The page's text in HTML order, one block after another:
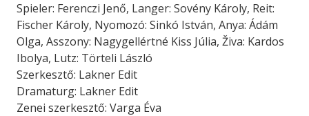
Spieler: Ferenczi Jenő, Langer: Sovény Károly, Reit:
Fischer Károly, Nyomozó: Sinkó István, Anya: Ádám
Olga, Asszony: Nagygellértné Kiss Júlia, Živa: Kardos
Ibolya, Lutz: Törteli László
Szerkesztő: Lakner Edit
Dramaturg: Lakner Edit
Zenei szerkesztő: Varga Éva